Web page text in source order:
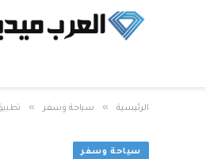
الرئيسية » سياحة وسفر »
سياحة وسفر